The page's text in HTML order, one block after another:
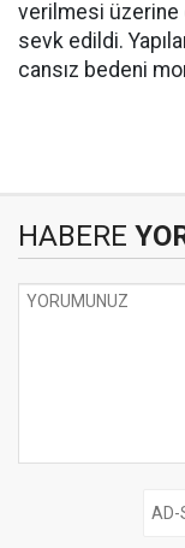
verilmesi üzerine
sevk edildi.
cansız bedeni
HABERE